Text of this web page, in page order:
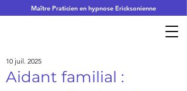
Maître Praticien en hypnose Ericksonienne
Aidant familial :
10 juil. 2025